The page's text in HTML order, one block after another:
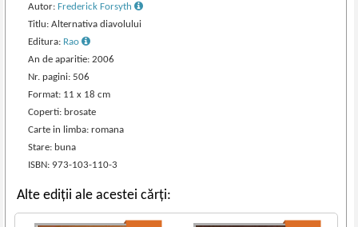
Autor:Frederick Forsyth
Titlu: Alternativa diavolului
Editura: Rao
An de aparitie: 2006
Nr. pagini: 506
Format: 11 x 18 cm
Coperti: brosate
Carte in limba: romana
Stare: buna
ISBN: 973-103-110-3
Alte ediții ale acestei cărți: